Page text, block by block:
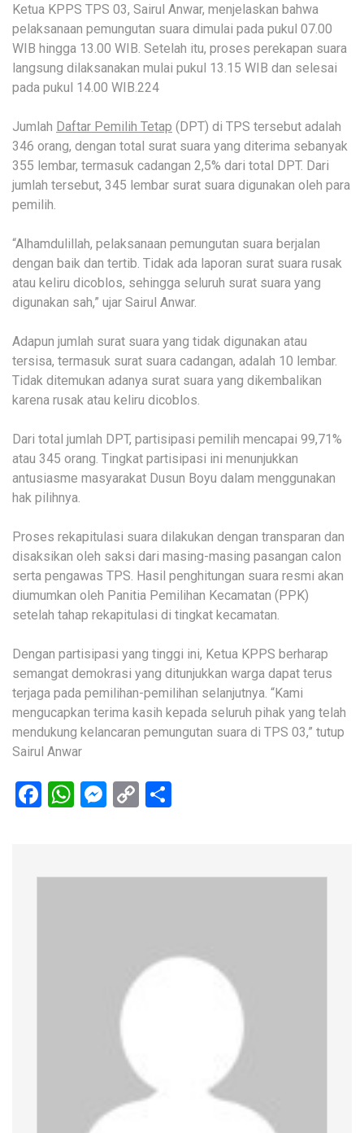
Ketua KPPS TPS 03, Sairul Anwar, menjelaskan bahwa
pelaksanaan pemungutan suara dimulai pada pukul 07.00
WIB hingga 13.00 WIB. Setelah itu, proses perekapan suara
langsung dilaksanakan mulai pukul 13.15 WIB dan selesai
pada pukul 14.00 WIB.224
Jumlah Daftar Pemilih Tetap (DPT) di TPS tersebut adalah
346 orang, dengan total surat suara yang diterima sebanyak
355 lembar, termasuk cadangan 2,5% dari total DPT. Dari
jumlah tersebut, 345 lembar surat suara digunakan oleh para
pemilih.
“Alhamdulillah, pelaksanaan pemungutan suara berjalan
dengan baik dan tertib. Tidak ada laporan surat suara rusak
atau keliru dicoblos, sehingga seluruh surat suara yang
digunakan sah,” ujar Sairul Anwar.
Adapun jumlah surat suara yang tidak digunakan atau
tersisa, termasuk surat suara cadangan, adalah 10 lembar.
Tidak ditemukan adanya surat suara yang dikembalikan
karena rusak atau keliru dicoblos.
Dari total jumlah DPT, partisipasi pemilih mencapai 99,71%
atau 345 orang. Tingkat partisipasi ini menunjukkan
antusiasme masyarakat Dusun Boyu dalam menggunakan
hak pilihnya.
Proses rekapitulasi suara dilakukan dengan transparan dan
disaksikan oleh saksi dari masing-masing pasangan calon
serta pengawas TPS. Hasil penghitungan suara resmi akan
diumumkan oleh Panitia Pemilihan Kecamatan (PPK)
setelah tahap rekapitulasi di tingkat kecamatan.
Dengan partisipasi yang tinggi ini, Ketua KPPS berharap
semangat demokrasi yang ditunjukkan warga dapat terus
terjaga pada pemilihan-pemilihan selanjutnya. “Kami
mengucapkan terima kasih kepada seluruh pihak yang telah
mendukung kelancaran pemungutan suara di TPS 03,” tutup
Sairul Anwar
Facebook
WhatsApp
Messenger
Copy